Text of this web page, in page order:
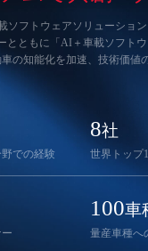
ソフトウェアソリューショ
とともに「AI＋車載ソフト
の知能化を加速、技術価値
での経験
8社
世界トップ
100車
量産車種へ